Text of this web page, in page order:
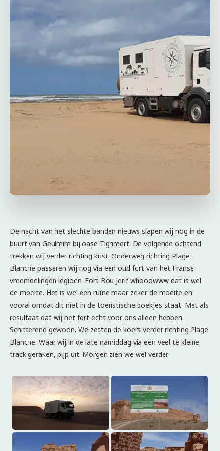
De nacht van het slechte banden nieuws slapen wij nog in de
buurt van Geulmim bij oase Tighmert. De volgende ochtend
trekken wij verder richting kust. Onderweg richting Plage
Blanche passeren wij nog via een oud fort van het Franse
vreemdelingen legioen. Fort Bou Jerif whooowww dat is wel
de moeite. Het is wel een ruïne maar zeker de moeite en
vooral omdat dit niet in de toeristische boekjes staat. Met als
resultaat dat wij het fort echt voor ons alleen hebben.
Schitterend gewoon. We zetten de koers verder richting Plage
Blanche. Waar wij in de late namiddag via een veel te kleine
track geraken, pijp uit. Morgen zien we wel verder.